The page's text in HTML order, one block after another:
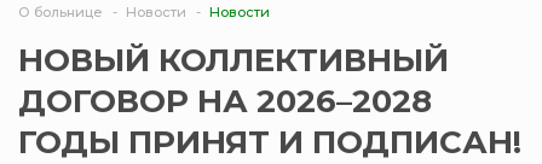
О больнице Новости Новости
НОВЫЙ КОЛЛЕКТИВНЫЙ
ДОГОВОР НА 2026–2028
ГОДЫ ПРИНЯТ И ПОДПИСАН!